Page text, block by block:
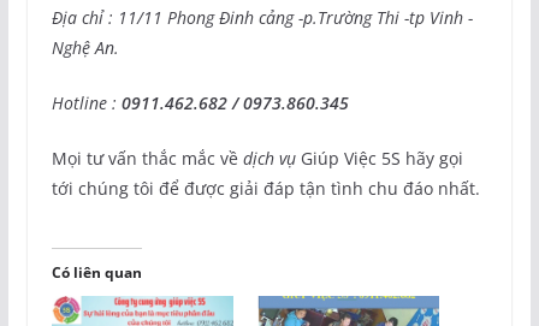
Địa chỉ : 11/11 Phong Đinh cảng -p.Trường Thi -tp Vinh -
Nghệ An.
Hotline : 0911.462.682 / 0973.860.345
Mọi tư vấn thắc mắc về dịch vụ Giúp Việc 5S hãy gọi
tới chúng tôi để được giải đáp tận tình chu đáo nhất.
Có liên quan